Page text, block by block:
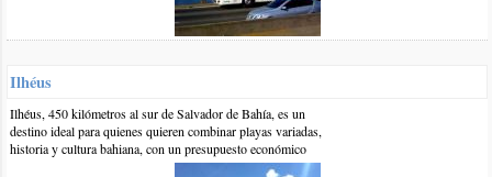
Los felicito por la info! Muy buena página! Hay lugares que ya
conozco y realmente es fidedigno lo que cuentan y también me
1 16-feb-2018::por:BrasilPlayas
Ilhéus
Ilhéus, 450 kilómetros al sur de Salvador de Bahía, es un
destino ideal para quienes quieren combinar playas variadas,
historia y cultura bahiana, con un presupuesto económico